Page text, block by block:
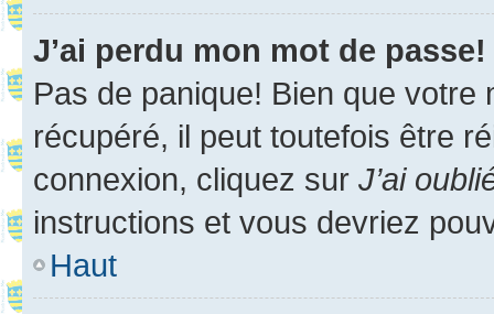
J’ai perdu mon mot de passe!
Pas de panique! Bien que
récupéré, il peut toutefois être
connexion, cliquez sur J’ai
instructions et vous devriez
Haut